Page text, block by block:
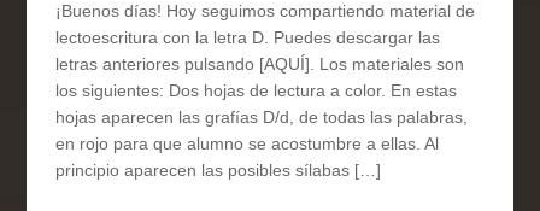
¡Buenos días! Hoy seguimos compartiendo material de
lectoescritura con la letra D. Puedes descargar las
letras anteriores pulsando [AQUÍ]. Los materiales son
los siguientes: Dos hojas de lectura a color. En estas
hojas aparecen las grafías D/d, de todas las palabras,
en rojo para que alumno se acostumbre a ellas. Al
principio aparecen las posibles sílabas […]